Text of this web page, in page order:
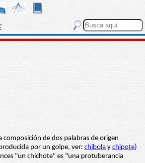
composición de dos palabras de origen
por un golpe, ver: chibola y chipote)
"un chichote" es "una protuberancia